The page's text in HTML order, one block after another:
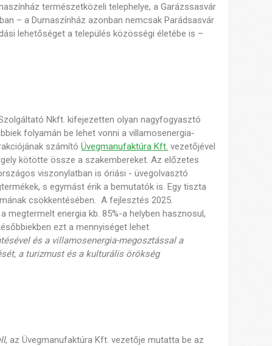
természetközeli telephelye, a Garázssasvár
– a Dumaszínház azonban nemcsak Parádsasvár
lehetőséget a település közösségi életébe is –
Nkft. kifejezetten olyan nagyfogyasztó
folyamán be lehet vonni a villamosenergia-
számítóÜvegmanufaktúra Kft. vezetőjével
kötötte össze a szakembereket. Az előzetes
viszonylatban is óriási - üvegolvasztó
s egymást érik a bemutatók is. Egy tiszta
csökkentésében. A fejlesztés 2025.
megtermelt energia kb. 85%-a helyben hasznosul,
ezt a mennyiséget lehet
és a villamosenergia-megosztással a
a turizmust és a kulturális örökség
, az Üvegmanufaktúra Kft. vezetője mutatta be az